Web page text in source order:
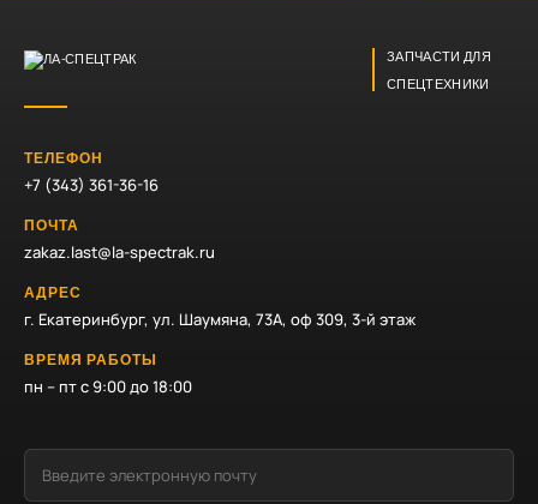
ЗАПЧАСТИ ДЛЯ
СПЕЦТЕХНИКИ
ТЕЛЕФОН
+7 (343) 361-36-16
ПОЧТА
zakaz.last@la-spectrak.ru
АДРЕС
г. Екатеринбург, ул. Шаумяна, 73А, оф 309, 3-й этаж
ВРЕМЯ РАБОТЫ
пн – пт с 9:00 до 18:00